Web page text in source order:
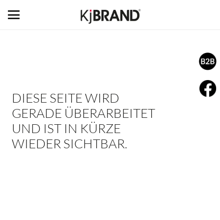
DIESE SEITE WIRD
GERADE ÜBERARBEITET
UND IST IN KÜRZE
WIEDER SICHTBAR.